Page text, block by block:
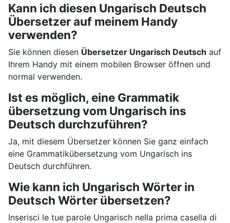
Kann ich diesen Ungarisch Deutsch
Übersetzer auf meinem Handy
verwenden?
Sie können diesen Übersetzer Ungarisch Deutsch auf
Ihrem Handy mit einem mobilen Browser öffnen und
normal verwenden.
Ist es möglich, eine Grammatik
übersetzung vom Ungarisch ins
Deutsch durchzuführen?
Ja, mit diesem Übersetzer können Sie ganz einfach
eine Grammatikübersetzung vom Ungarisch ins
Deutsch durchführen.
Wie kann ich Ungarisch Wörter in
Deutsch Wörter übersetzen?
Inserisci le tue parole Ungarisch nella prima casella di